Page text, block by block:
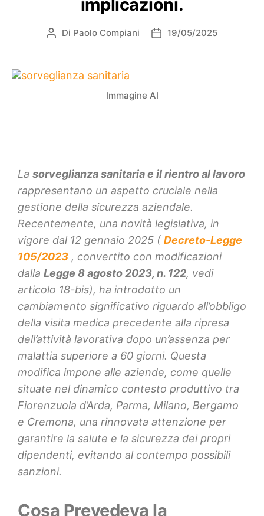
implicazioni.
Di Paolo Compiani 19/05/2025
Immagine AI
La sorveglianza sanitaria e il rientro al lavoro
rappresentano un aspetto cruciale nella
gestione della sicurezza aziendale.
Recentemente, una novità legislativa, in
vigore dal 12 gennaio 2025 ( Decreto-Legge
105/2023 , convertito con modificazioni
dalla Legge 8 agosto 2023, n. 122, vedi
articolo 18-bis), ha introdotto un
cambiamento significativo riguardo all’obbligo
della visita medica precedente alla ripresa
dell’attività lavorativa dopo un’assenza per
malattia superiore a 60 giorni. Questa
modifica impone alle aziende, come quelle
situate nel dinamico contesto produttivo tra
Fiorenzuola d’Arda, Parma, Milano, Bergamo
e Cremona, una rinnovata attenzione per
garantire la salute e la sicurezza dei propri
dipendenti, evitando al contempo possibili
sanzioni.
Cosa Prevedeva la